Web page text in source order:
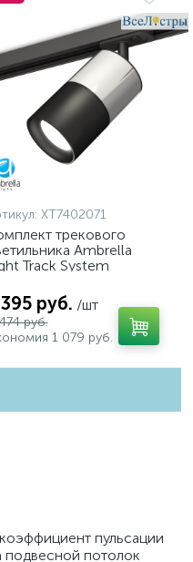
XT7402071
трекового
Ambrella
Track System
C7402, N7021)
руб. /шт
руб.
1 079 руб.
пульсации
подвесной потолок